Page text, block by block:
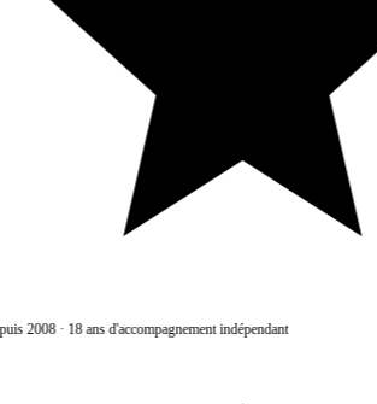
2008·18 ans d'accompagnement indépendant